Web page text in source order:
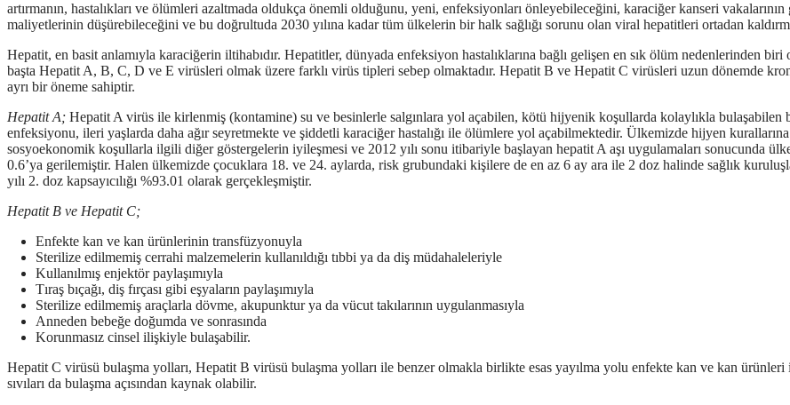
artırmanın, hastalıkları ve ölümleri azaltmada oldukça önemli olduğunu, yeni, enfeksiyonları önleyebileceğini, karaciğer kanseri
maliyetlerinin düşürebileceğini ve bu doğrultuda 2030 yılına kadar tüm ülkelerin bir halk sağlığı sorunu olan viral hepatitleri ortadan
Hepatit, en basit anlamıyla karaciğerin iltihabıdır. Hepatitler, dünyada enfeksiyon hastalıklarına bağlı gelişen en sık ölüm nedenlerinden
başta Hepatit A, B, C, D ve E virüsleri olmak üzere farklı virüs tipleri sebep olmaktadır. Hepatit B ve Hepatit C virüsleri uzun dönemde
ayrı bir öneme sahiptir.
Hepatit A; Hepatit A virüs ile kirlenmiş (kontamine) su ve besinlerle salgınlara yol açabilen, kötü hijyenik koşullarda kolaylıkla bulaşabilen
enfeksiyonu, ileri yaşlarda daha ağır seyretmekte ve şiddetli karaciğer hastalığı ile ölümlere yol açabilmektedir. Ülkemizde hijyen kurallarına
sosyoekonomik koşullarla ilgili diğer göstergelerin iyileşmesi ve 2012 yılı sonu itibariyle başlayan hepatit A aşı uygulamaları sonucunda
0.6’ya gerilemiştir. Halen ülkemizde çocuklara 18. ve 24. aylarda, risk grubundaki kişilere de en az 6 ay ara ile 2 doz halinde sağlık
yılı 2. doz kapsayıcılığı %93.01 olarak gerçekleşmiştir.
Hepatit B ve Hepatit C;
Enfekte kan ve kan ürünlerinin transfüzyonuyla
Sterilize edilmemiş cerrahi malzemelerin kullanıldığı tıbbi ya da diş müdahaleleriyle
Kullanılmış enjektör paylaşımıyla
Tıraş bıçağı, diş fırçası gibi eşyaların paylaşımıyla
Sterilize edilmemiş araçlarla dövme, akupunktur ya da vücut takılarının uygulanmasıyla
Anneden bebeğe doğumda ve sonrasında
Korunmasız cinsel ilişkiyle bulaşabilir.
Hepatit C virüsü bulaşma yolları, Hepatit B virüsü bulaşma yolları ile benzer olmakla birlikte esas yayılma yolu enfekte kan ve kan
sıvıları da bulaşma açısından kaynak olabilir.